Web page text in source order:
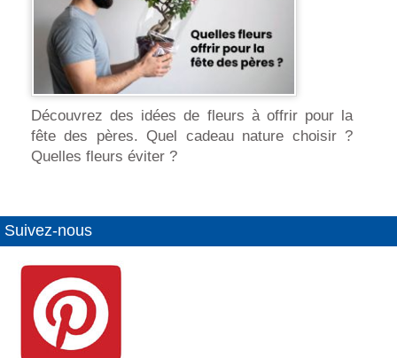
Découvrez des idées de fleurs à offrir pour la
fête des pères. Quel cadeau nature choisir ?
Quelles fleurs éviter ?
Suivez-nous